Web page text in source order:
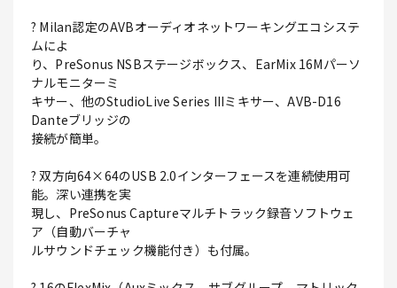
? Milan認定のAVBオーディオネットワーキングエコシステ
ムによ
り、PreSonus NSBステージボックス、EarMix 16Mパーソ
ナルモニターミ
キサー、他のStudioLive Series IIIミキサー、AVB-D16
Danteブリッジの
接続が簡単。
? 双方向64×64のUSB 2.0インターフェースを連続使用可
能。深い連携を実
現し、PreSonus Captureマルチトラック録音ソフトウェ
ア（自動バーチャ
ルサウンドチェック機能付き）も付属。